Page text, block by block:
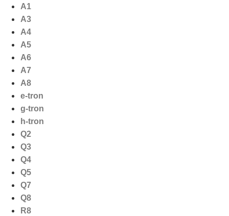
naar
inhoud
A1
A3
A4
A5
A6
A7
A8
e-tron
g-tron
h-tron
Q2
Q3
Q4
Q5
Q7
Q8
R8